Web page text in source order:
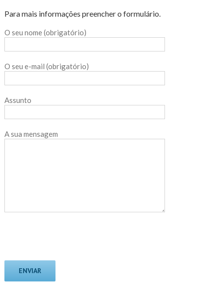
Para mais informações preencher o formulário.
O seu nome (obrigatório)
O seu e-mail (obrigatório)
Assunto
A sua mensagem